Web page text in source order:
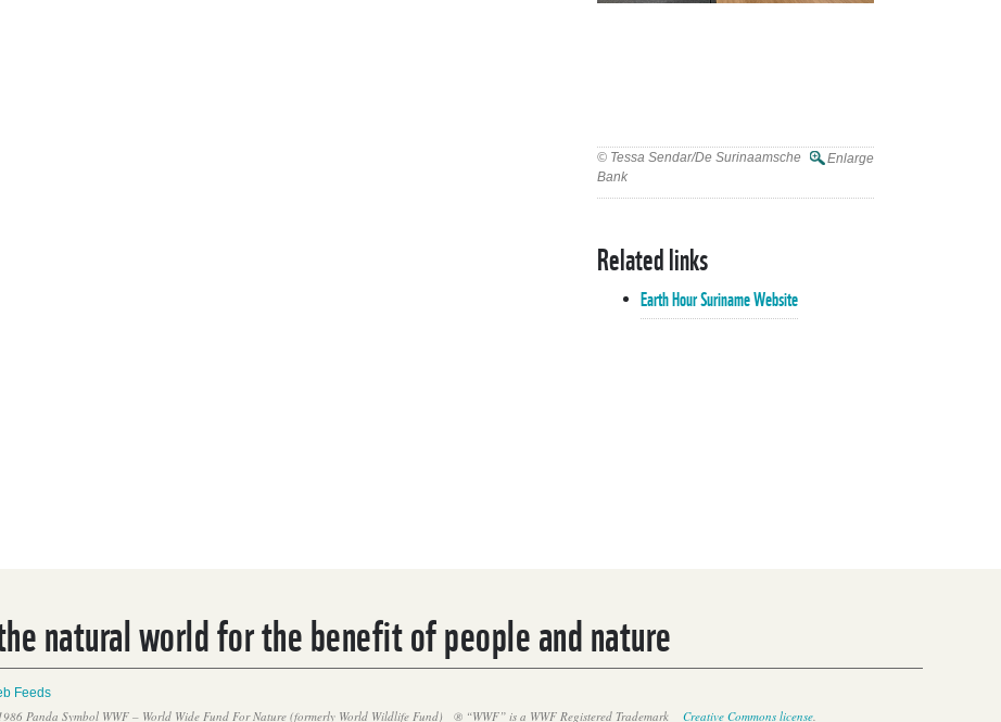
Ashna Kamta (DSB) en Marleen
Stoffelen (WWF) Earth Hour 2025
© Tessa Sendar/De Surinaamsche
Bank
Enlarge
Related links
Earth Hour Suriname Website
natural world for the benefit of people and nature
Feeds
Panda Symbol WWF – World Wide Fund For Nature (formerly World Wildlife Fund) ® “WWF” is a WWF Registered Trademark Creative Commons license.